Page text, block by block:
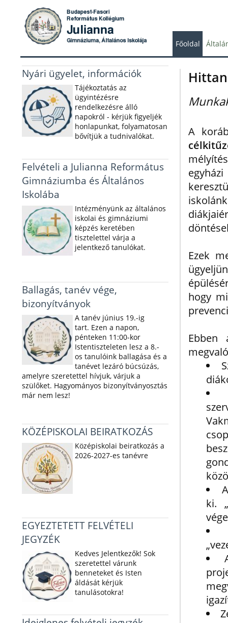
Főoldal
Nyári ügyelet, információk
Tájékoztatás az
ügyintézésre
rendelkezésre álló
napokról - kérjük figyeljék
honlapunkat, folyamatosan
bővítjük a tudnivalókat.
Felvételi a Julianna Református
Gimnáziumba és Általános
Iskolába
Intézményünk az általános
iskolai és gimnáziumi
képzés keretében
tisztelettel várja a
jelentkező tanulókat.
Ballagás, tanév vége,
bizonyítványok
A tanév június 19.-ig
tart. Ezen a napon,
pénteken 11:00-kor
Istentiszteleten lesz a 8.-
os tanulóink ballagása és a
tanévet lezáró búcsúzás,
amelyre szeretettel hívjuk, várjuk a
szülőket. Hagyományos bizonyítványosztás
már nem lesz!
KÖZÉPISKOLAI BEIRATKOZÁS
Középiskolai beiratkozás a
2026-2027-es tanévre
EGYEZTETETT FELVÉTELI
JEGYZÉK
Kedves Jelentkezők! Sok
szeretettel várunk
benneteket és Isten
áldását kérjük
tanulásotokra!
A
Ezek
hogy
ki.